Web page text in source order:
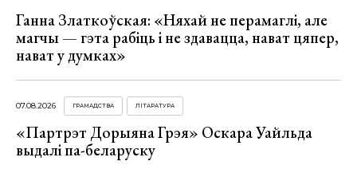
Ганна Златкоўская: «Няхай не перамаглі, але
магчы — гэта рабіць і не здавацца, нават цяпер,
нават у думках»
07.08.2026 ГРАМАДСТВА ЛІТАРАТУРА
«Партрэт Дорыяна Грэя» Оскара Уайльда
выдалі па-беларуску